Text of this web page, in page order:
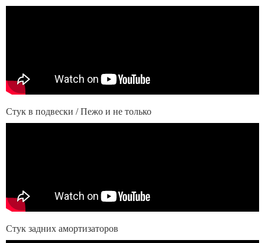
Стук в подвески / Пежо и не только
Стук задних амортизаторов